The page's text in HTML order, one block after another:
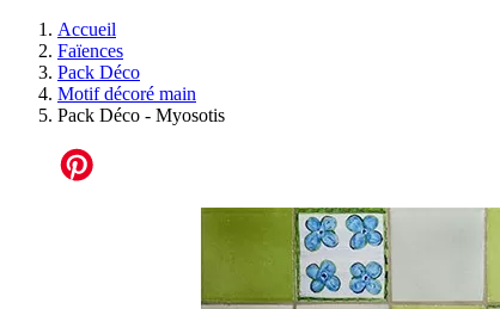
Accueil
Faïences
Pack Déco
Motif décoré main
Pack Déco - Myosotis